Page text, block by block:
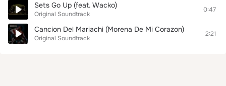
Sets Go Up (feat. Wacko)
Original Soundtrack
0:47
Cancion Del Mariachi (Morena De Mi Corazon)
Original Soundtrack
2:21